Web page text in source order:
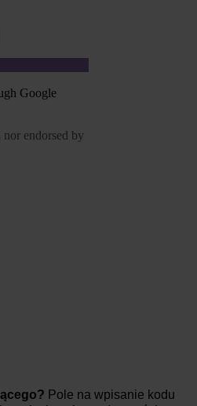
Pole na wpisanie kodu